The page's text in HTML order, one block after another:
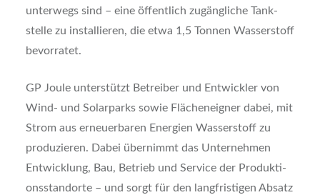
unter­wegs sind – eine öffent­lich zugäng­li­che Tank­
stel­le zu instal­lie­ren, die etwa 1,5 Ton­nen Was­ser­stoff
bevor­ra­tet.
GP Joule unter­stützt Betrei­ber und Ent­wick­ler von
Wind- und Solar­parks sowie Flä­chen­eig­ner dabei, mit
Strom aus erneu­er­ba­ren Ener­gien Was­ser­stoff zu
pro­du­zie­ren. Dabei über­nimmt das Unter­neh­men
Ent­wick­lung, Bau, Betrieb und Ser­vice der Pro­duk­ti­
ons­stand­or­te – und sorgt für den lang­fris­ti­gen Absatz